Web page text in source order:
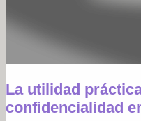
La utilidad
confidencialidad